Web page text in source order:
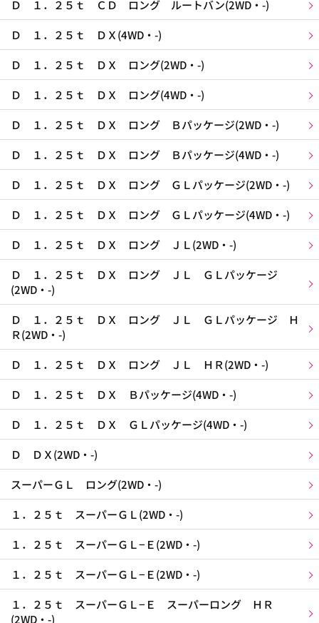
Ｄ １．２５ｔ ＣＤ ロング ルートバン(2WD・-)
Ｄ １．２５ｔ ＤＸ(4WD・-)
Ｄ １．２５ｔ ＤＸ ロング(2WD・-)
Ｄ １．２５ｔ ＤＸ ロング(4WD・-)
Ｄ １．２５ｔ ＤＸ ロング Ｂパッケージ(2WD・-)
Ｄ １．２５ｔ ＤＸ ロング Ｂパッケージ(4WD・-)
Ｄ １．２５ｔ ＤＸ ロング ＧＬパッケージ(2WD・-)
Ｄ １．２５ｔ ＤＸ ロング ＧＬパッケージ(4WD・-)
Ｄ １．２５ｔ ＤＸ ロング ＪＬ(2WD・-)
Ｄ １．２５ｔ ＤＸ ロング ＪＬ ＧＬパッケージ
(2WD・-)
Ｄ １．２５ｔ ＤＸ ロング ＪＬ ＧＬパッケージ Ｈ
Ｒ(2WD・-)
Ｄ １．２５ｔ ＤＸ ロング ＪＬ ＨＲ(2WD・-)
Ｄ １．２５ｔ ＤＸ Ｂパッケージ(4WD・-)
Ｄ １．２５ｔ ＤＸ ＧＬパッケージ(4WD・-)
Ｄ ＤＸ(2WD・-)
スーパーＧＬ ロング(2WD・-)
１．２５ｔ スーパーＧＬ(2WD・-)
１．２５ｔ スーパーＧＬ−Ｅ(2WD・-)
１．２５ｔ スーパーＧＬ−Ｅ(2WD・-)
１．２５ｔ スーパーＧＬ−Ｅ スーパーロング ＨＲ
(2WD・-)